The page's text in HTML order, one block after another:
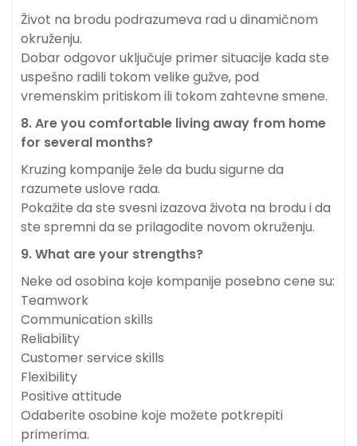
Život na brodu podrazumeva rad u dinamičnom
okruženju.
Dobar odgovor uključuje primer situacije kada ste
uspešno radili tokom velike gužve, pod
vremenskim pritiskom ili tokom zahtevne smene.
8. Are you comfortable living away from home
for several months?
Kruzing kompanije žele da budu sigurne da
razumete uslove rada.
Pokažite da ste svesni izazova života na brodu i da
ste spremni da se prilagodite novom okruženju.
9. What are your strengths?
Neke od osobina koje kompanije posebno cene su:
Teamwork
Communication skills
Reliability
Customer service skills
Flexibility
Positive attitude
Odaberite osobine koje možete potkrepiti
primerima.